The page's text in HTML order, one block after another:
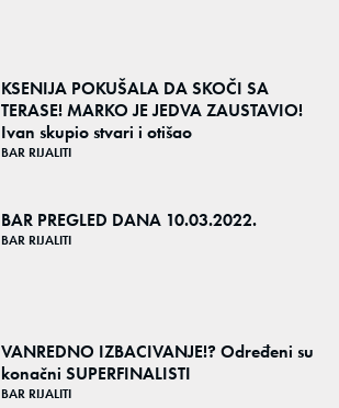
KSENIJA POKUŠALA DA SKOČI SA
TERASE! MARKO JE JEDVA ZAUSTAVIO!
Ivan skupio stvari i otišao
BAR RIJALITI
BAR PREGLED DANA 10.03.2022.
BAR RIJALITI
VANREDNO IZBACIVANJE!? Određeni su
konačni SUPERFINALISTI
BAR RIJALITI